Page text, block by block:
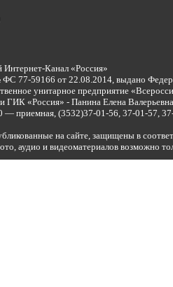
Интернет-Канал «Россия»
ФС 77-59166 от 22.08.2014, выдано
унитарное предприятие
ГИК «Россия» - Панина Елена
— приемная, (3532)37-01-56, 37-01-57,
на сайте, защищены в
аудио и видеоматериалов возможно